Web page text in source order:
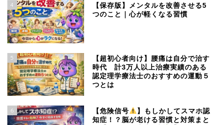
4
【保存版】メンタルを改善させる5
つのこと｜心が軽くなる習慣
5
【超初心者向け】腰痛は自分で治す
時代 計3万人以上治療実績のある
認定理学療法士のおすすめの運動５
つとは
6 【危険信号
】もしかしてスマホ認
知症！？脳が老ける習慣と対策まと